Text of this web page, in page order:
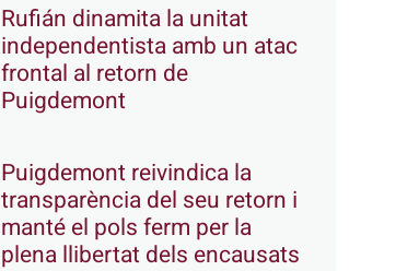
Rufián dinamita la unitat
independentista amb un atac
frontal al retorn de
Puigdemont
Puigdemont reivindica la
transparència del seu retorn i
manté el pols ferm per la
plena llibertat dels encausats